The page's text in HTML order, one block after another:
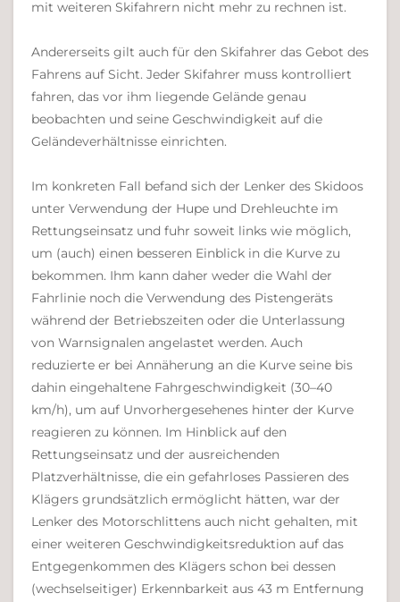
mit weiteren Skifahrern nicht mehr zu rechnen ist.
Andererseits gilt auch für den Skifahrer das Gebot des
Fahrens auf Sicht. Jeder Skifahrer muss kontrolliert
fahren, das vor ihm liegende Gelände genau
beobachten und seine Geschwindigkeit auf die
Geländeverhältnisse einrichten.
Im konkreten Fall befand sich der Lenker des Skidoos
unter Verwendung der Hupe und Drehleuchte im
Rettungseinsatz und fuhr soweit links wie möglich,
um (auch) einen besseren Einblick in die Kurve zu
bekommen. Ihm kann daher weder die Wahl der
Fahrlinie noch die Verwendung des Pistengeräts
während der Betriebszeiten oder die Unterlassung
von Warnsignalen angelastet werden. Auch
reduzierte er bei Annäherung an die Kurve seine bis
dahin eingehaltene Fahrgeschwindigkeit (30–40
km/h), um auf Unvorhergesehenes hinter der Kurve
reagieren zu können. Im Hinblick auf den
Rettungseinsatz und der ausreichenden
Platzverhältnisse, die ein gefahrloses Passieren des
Klägers grundsätzlich ermöglicht hätten, war der
Lenker des Motorschlittens auch nicht gehalten, mit
einer weiteren Geschwindigkeitsreduktion auf das
Entgegenkommen des Klägers schon bei dessen
(wechselseitiger) Erkennbarkeit aus 43 m Entfernung